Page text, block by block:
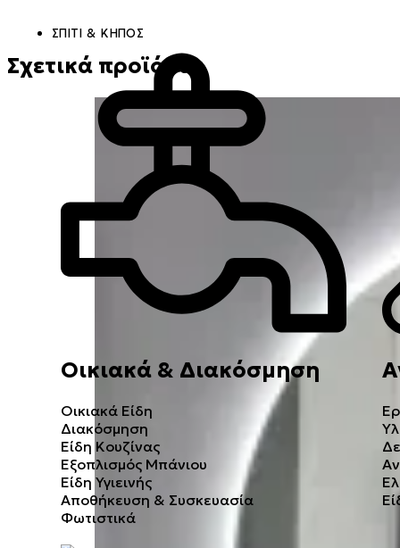
ΣΠΊΤΙ & ΚΉΠΟΣ
Οικιακά & Διακόσμηση
Οικιακά Είδη
Διακόσμηση
Είδη Κουζίνας
Εξοπλισμός Μπάνιου
Είδη Υγιεινής
Αποθήκευση & Συσκευασία
Φωτιστικά
Σχετικά προϊόντα